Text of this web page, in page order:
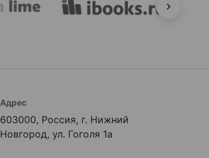
Адрес
603000, Россия, г. Нижний
Новгород, ул. Гоголя 1а